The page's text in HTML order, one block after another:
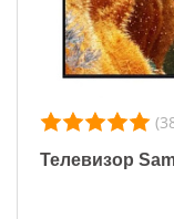
Телевизор